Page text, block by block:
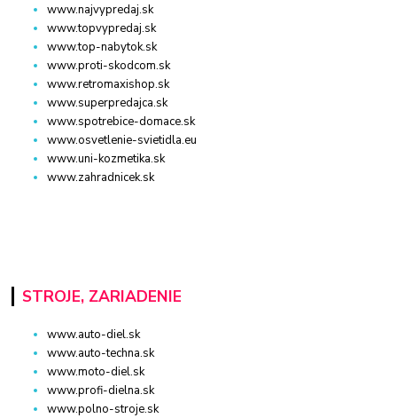
www.najvypredaj.sk
www.topvypredaj.sk
www.top-nabytok.sk
www.proti-skodcom.sk
www.retromaxishop.sk
www.superpredajca.sk
www.spotrebice-domace.sk
www.osvetlenie-svietidla.eu
www.uni-kozmetika.sk
www.zahradnicek.sk
STROJE, ZARIADENIE
www.auto-diel.sk
www.auto-techna.sk
www.moto-diel.sk
www.profi-dielna.sk
www.polno-stroje.sk